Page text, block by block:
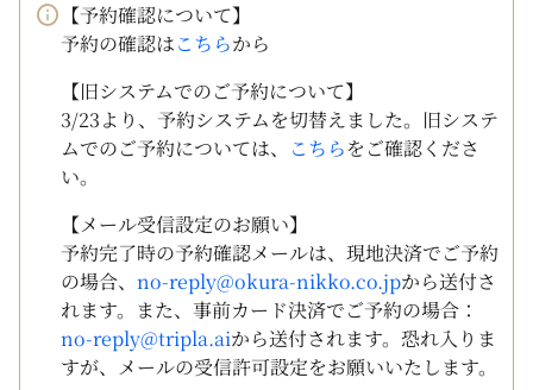
【予約確認について】
予約の確認はこちらから
【旧システムでのご予約について】
3/23より、予約システムを切替えました。旧システ
ムでのご予約については、
こちらをご確認くださ
い。
【メール受信設定のお願い】
予約完了時の予約確認メールは、現地決済でご予約
の場合、 no-reply@okura-nikko.co.jpから送付さ
れます。また、事前カード決済でご予約の場合：
no-reply@tripla.aiから送付されます。恐れ入りま
すが、メールの受信許可設定をお願いいたします。